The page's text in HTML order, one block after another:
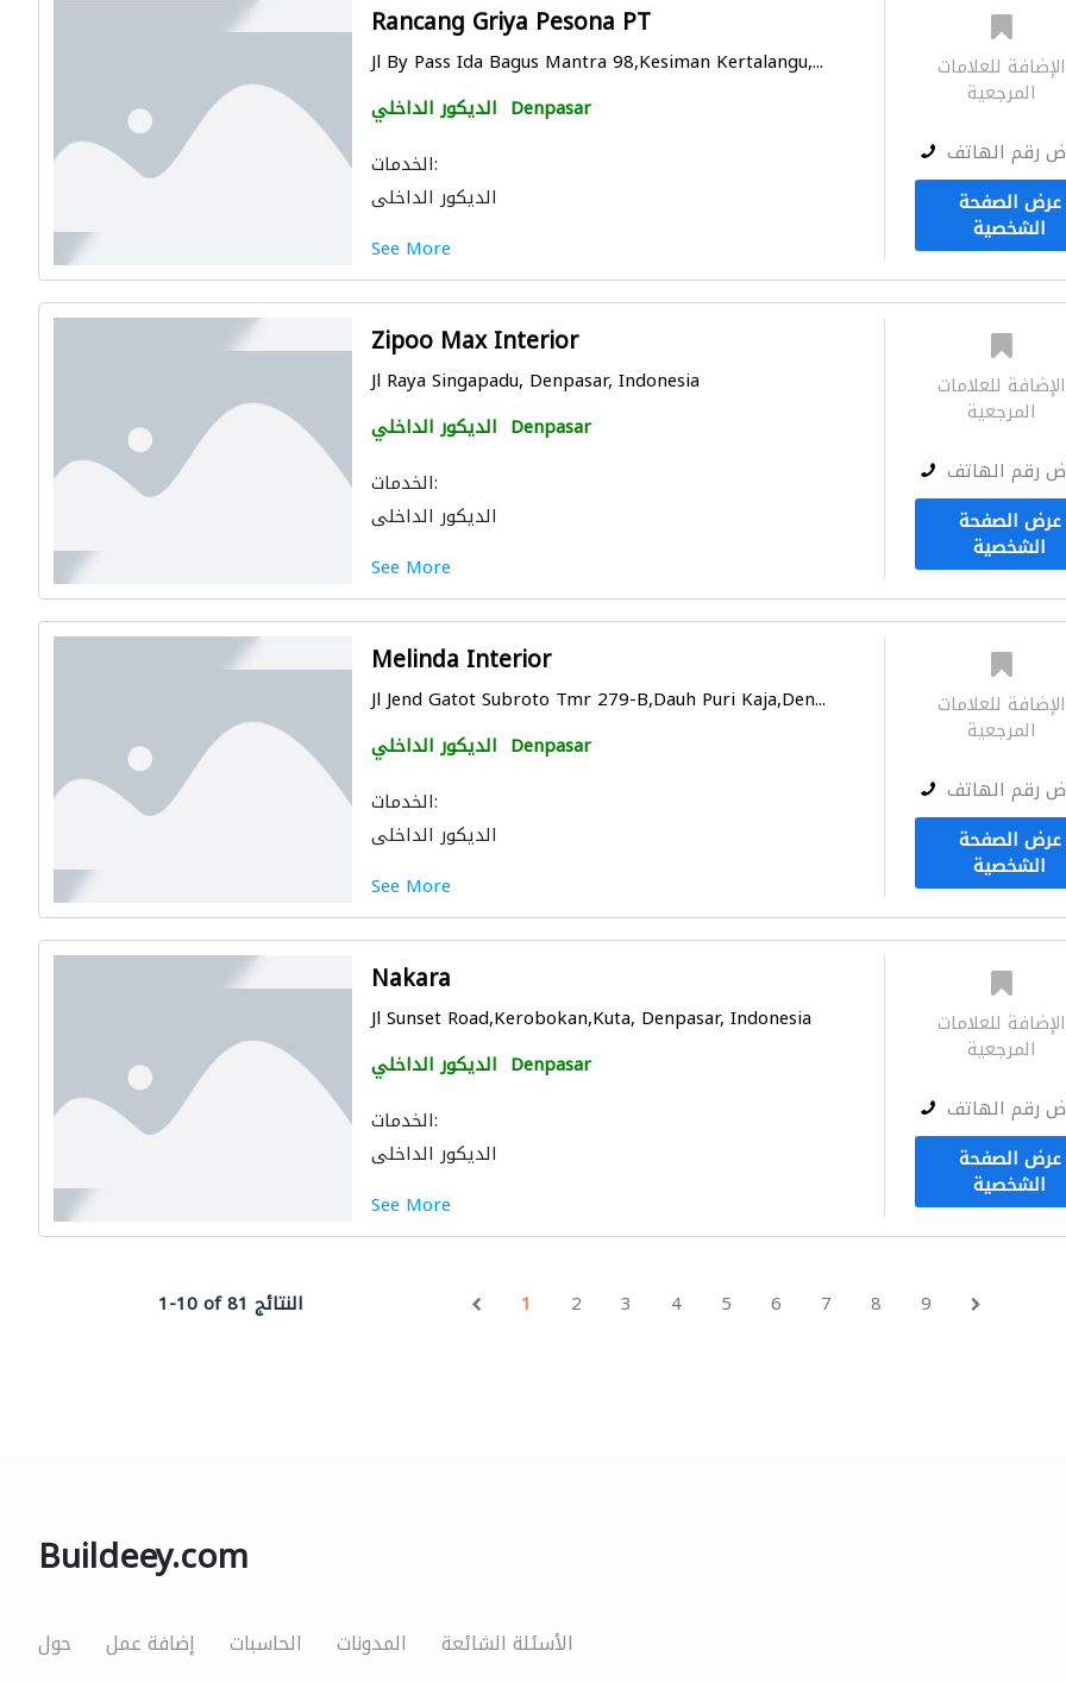
Rancang Griya Pesona PT
Jl By Pass Ida Bagus Mantra 98,Kesiman Kertalangu,...
الديكور الداخلي Denpasar
الخدمات:
الديكور الداخلي
See More
الإضافة للعلامات
المرجعية
رقم الهاتف
عرض الصفحة
الشخصية
Zipoo Max Interior
Jl Raya Singapadu, Denpasar, Indonesia
الديكور الداخلي Denpasar
الخدمات:
الديكور الداخلي
See More
الإضافة للعلامات
المرجعية
رقم الهاتف
عرض الصفحة
الشخصية
Melinda Interior
Jl Jend Gatot Subroto Tmr 279-B,Dauh Puri Kaja,Den...
الديكور الداخلي Denpasar
الخدمات:
الديكور الداخلي
See More
الإضافة للعلامات
المرجعية
رقم الهاتف
عرض الصفحة
الشخصية
Nakara
Jl Sunset Road,Kerobokan,Kuta, Denpasar, Indonesia
الديكور الداخلي Denpasar
الخدمات:
الديكور الداخلي
See More
الإضافة للعلامات
المرجعية
رقم الهاتف
عرض الصفحة
الشخصية
1-10 of 81 النتائج 1 2 3 4 5 6 7 8 9
Buildeey.com
حول إضافة عمل الحاسبات المدونات الأسئلة الشائعة